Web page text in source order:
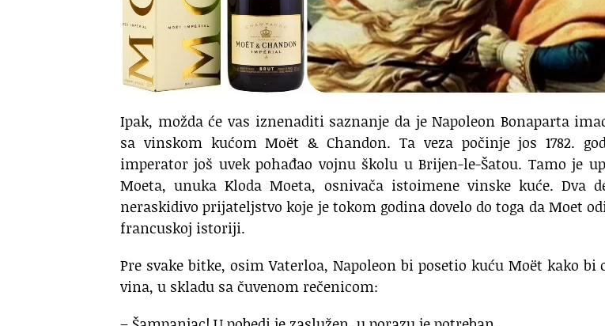
Ipak, možda će vas iznenaditi saznanje da je Napoleon Bonaparta
sa vinskom kućom Moët & Chandon. Ta veza počinje jos 1782.
imperator još uvek pohađao vojnu školu u Brijen-le-Šatou. Tamo je
Moeta, unuka Kloda Moeta, osnivača istoimene vinske kuće. Dva
neraskidivo prijateljstvo koje je tokom godina dovelo do toga da Moet
francuskoj istoriji.
Pre svake bitke, osim Vaterloa, Napoleon bi posetio kuću Moët kako bi
vina, u skladu sa čuvenom rečenicom: